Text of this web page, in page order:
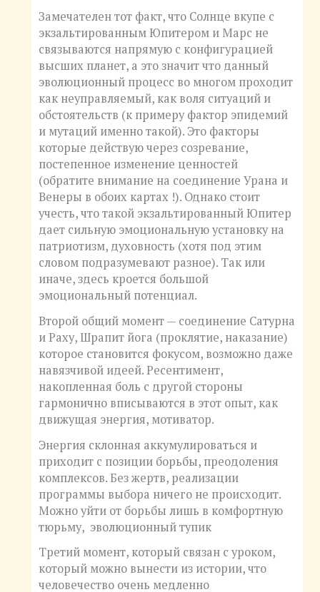
Замечателен тот факт, что Солнце вкупе с
экзальтированным Юпитером и Марс не
связываются напрямую с конфигурацией
высших планет, а это значит что данный
эволюционный процесс во многом проходит
как неуправляемый, как воля ситуаций и
обстоятельств (к примеру фактор эпидемий
и мутаций именно такой). Это факторы
которые действую через созревание,
постепенное изменение ценностей
(обратите внимание на соединение Урана и
Венеры в обоих картах !). Однако стоит
учесть, что такой экзальтированный Юпитер
дает сильную эмоциональную установку на
патриотизм, духовность (хотя под этим
словом подразумевают разное). Так или
иначе, здесь кроется большой
эмоциональный потенциал.
Второй общий момент — соединение Сатурна
и Раху, Шрапит йога (проклятие, наказание)
которое становится фокусом, возможно даже
навязчивой идеей. Ресентимент,
накопленная боль с другой стороны
гармонично вписываются в этот опыт, как
движущая энергия, мотиватор.
Энергия склонная аккумулироваться и
приходит с позиции борьбы, преодоления
комплексов. Без жертв, реализации
программы выбора ничего не происходит.
Можно уйти от борьбы лишь в комфортную
тюрьму, эволюционный тупик
Третий момент, который связан с уроком,
который можно вынести из истории, что
человечество очень медленно